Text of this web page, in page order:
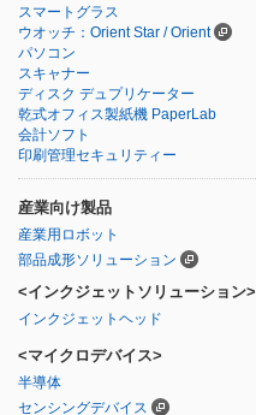
スマートグラス
ウオッチ：Orient Star / Orient
パソコン
スキャナー
ディスク デュプリケーター
乾式オフィス製紙機 PaperLab
会計ソフト
印刷管理セキュリティー
産業向け製品
産業用ロボット
部品成形ソリューション
<インクジェットソリューション>
インクジェットヘッド
<マイクロデバイス>
半導体
センシングデバイス